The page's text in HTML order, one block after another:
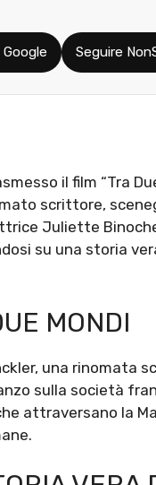
Seguire
il film “Tra
scrittore,
Juliette
su una storia
MONDI
una rinomata
sulla società
attraversano la